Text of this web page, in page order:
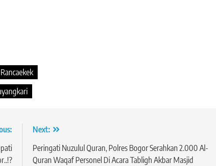
Next:
Peringati Nuzulul Quran, Polres Bogor Serahkan 2.000 Al-
Quran Waqaf Personel Di Acara Tabligh Akbar Masjid